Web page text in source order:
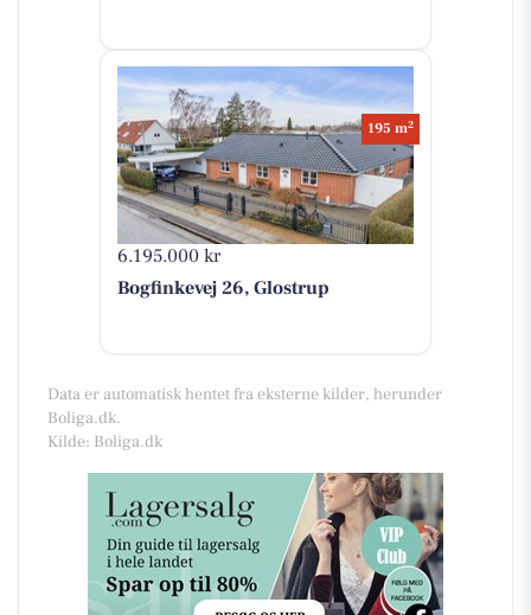
6.195.000 kr
195 m2
Bogfinkevej 26, Glostrup
Data er automatisk hentet fra eksterne kilder, herunder
Boliga.dk.
Kilde: Boliga.dk